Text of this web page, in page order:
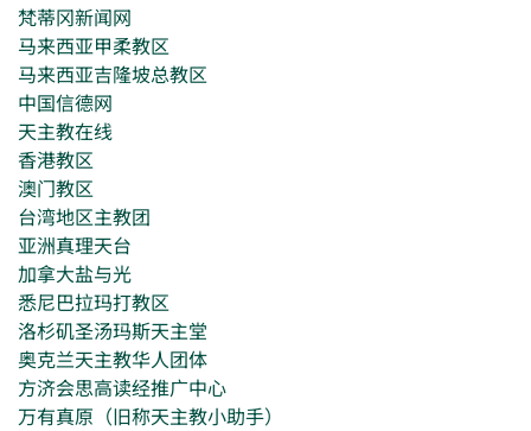
梵蒂冈新闻网
马来西亚甲柔教区
马来西亚吉隆坡总教区
中国信德网
天主教在线
香港教区
澳门教区
台湾地区主教团
亚洲真理天台
加拿大盐与光
悉尼巴拉玛打教区
洛杉矶圣汤玛斯天主堂
奥克兰天主教华人团体
方济会思高读经推广中心
万有真原（旧称天主教小助手）